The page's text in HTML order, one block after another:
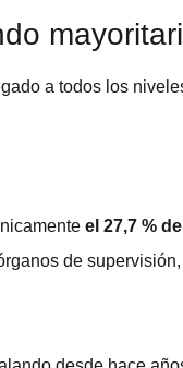
a todos los
el 27,7 %
de